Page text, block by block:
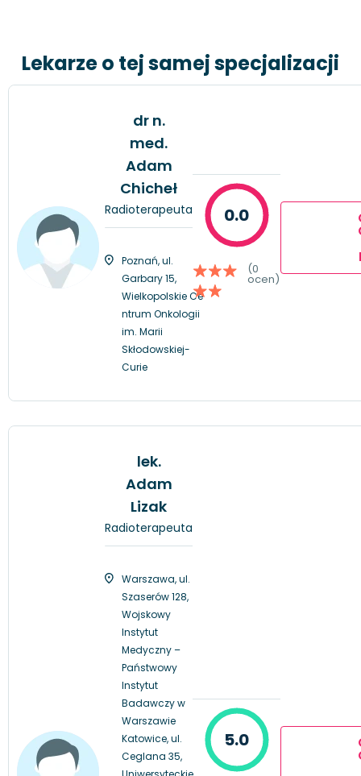
Lekarze o tej samej specjalizacji
dr n.
med.
Adam
Chicheł
Radioterapeuta
Poznań, ul.
Garbary 15,
Wielkopolskie Ce
ntrum Onkologii
im. Marii
Skłodowskiej-
Curie
0.0
(0
ocen)
lek.
Adam
Lizak
Radioterapeuta
Warszawa, ul.
Szaserów 128,
Wojskowy
Instytut
Medyczny –
Państwowy
Instytut
Badawczy w
Warszawie
Katowice, ul.
Ceglana 35,
5.0